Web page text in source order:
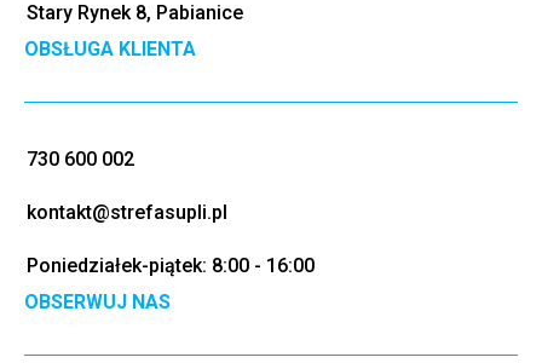
Stary Rynek 8, Pabianice
OBSŁUGA KLIENTA
730 600 002
kontakt@strefasupli.pl
Poniedziałek-piątek: 8:00 - 16:00
OBSERWUJ NAS